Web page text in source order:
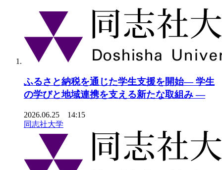
ふるさと納税を通じた学生支援を開始― 学生
の学びと地域連携を支える新たな取組み ―
2026.06.25 14:15
同志社大学